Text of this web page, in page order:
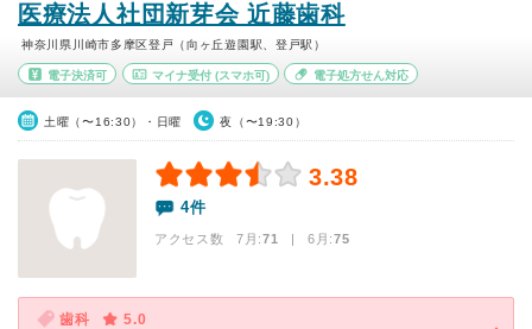
医療法人社団新芽会 近藤歯科
神奈川県川崎市多摩区登戸（向ヶ丘遊園駅、登戸駅）
電子決済可 マイナ受付(スマホ可) 電子処方せん対応
土曜（〜16:30）・日曜 夜（〜19:30）
3.38
4件
アクセス数 7月:71 | 6月:75
歯科
5.0